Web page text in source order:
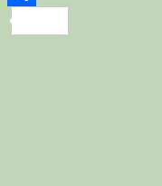
Link